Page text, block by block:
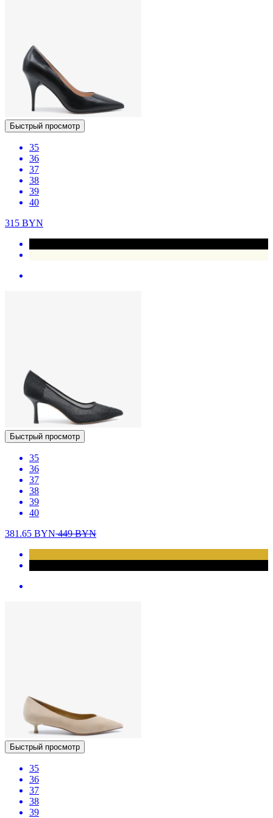
Быстрый просмотр
35
36
37
38
39
40
315 BYN
Быстрый просмотр
35
36
37
38
39
40
381.65 BYN449BYN
Быстрый просмотр
35
36
37
38
39